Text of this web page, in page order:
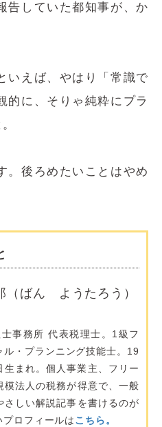
告していた都知事が、か
いえば、やはり「常識で
的に、そりゃ純粋にプラ
。後ろめたいことはやめ
ばん ようたろう）
事務所 代表税理士。1級フ
ル・プランニング技能士。19
まれ。個人事業主、フリー
模法人の税務が得意で、一般
さしい解説記事を書けるのが
ロフィールはこちら。